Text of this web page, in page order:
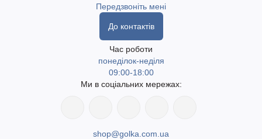
Передзвоніть мені
До контактів
Час роботи
понеділок-неділя
09:00-18:00
Ми в соціальних мережах:
shop@golka.com.ua